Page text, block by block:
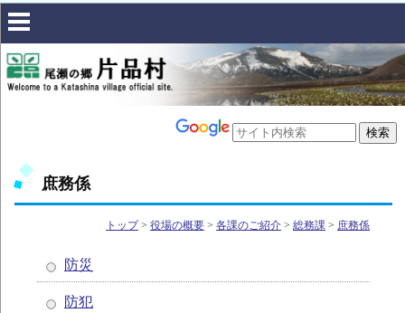
庶務係
トップ> 役場の概要 > 各課のご紹介 > 総務課 > 庶務係
防災
防犯